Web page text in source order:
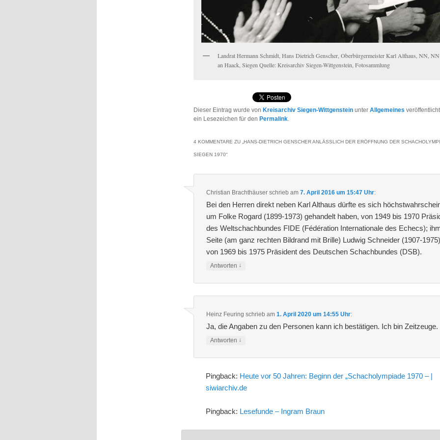
Landrat Hermann Schmidt, Hans Dietrich Genscher, Oberbürgermeister Karl Althaus, NN,
an Haack, Siegen Quelle: Kreisarchiv Siegen-Wittgenstein, Fotosammlung
Dieser Eintrag wurde von Kreisarchiv Siegen-Wittgenstein unterAllgemeines
ein Lesezeichen für den Permalink.
4 KOMMENTARE ZU „HANS-DIETRICH GENSCHER ANLÄSSLICH DER ERÖFFNUNG DER
SIEGEN 1970“
Christian Brachthäuser schrieb am 7. April 2016 um 15:47 Uhr:
Bei den Herren direkt neben Karl Althaus dürfte es sich
um Folke Rogard (1899-1973) gehandelt haben, von 1949 bis 1970
des Weltschachbundes FIDE (Fédération Internationale des Echecs);
Seite (am ganz rechten Bildrand mit Brille) Ludwig Schneider (1907-
von 1969 bis 1975 Präsident des Deutschen Schachbundes (DSB).
Antworten ↓
Heinz Feuring schrieb am 1. April 2020 um 14:55 Uhr:
Ja, die Angaben zu den Personen kann ich bestätigen. Ich bin Zeitzeuge.
Antworten ↓
Pingback: Heute vor 50 Jahren: Beginn der „Schacholympiade 1970 – |
siwiarchiv.de
Pingback: Lesefunde – Ingram Braun